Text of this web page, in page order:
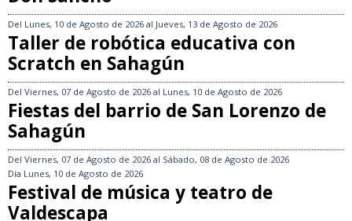
Del Lunes, 10 de Agosto de 2026 al Jueves, 13 de Agosto de 2026
Taller de robótica educativa con
Scratch en Sahagún
Del Viernes, 07 de Agosto de 2026 al Lunes, 10 de Agosto de 2026
Fiestas del barrio de San Lorenzo de
Sahagún
Del Viernes, 07 de Agosto de 2026 al Sábado, 08 de Agosto de 2026
Día Lunes, 10 de Agosto de 2026
Festival de música y teatro de
Valdescapa